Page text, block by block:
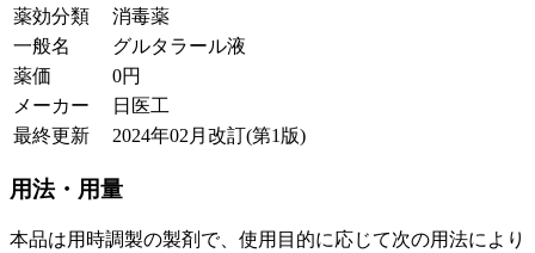
薬効分類
消毒薬
一般名
グルタラール液
薬価
0円
メーカー
日医工
最終更新
2024年02月改訂(第1版)
用法・用量
本品は用時調製の製剤で、使用目的に応じて次の用法により